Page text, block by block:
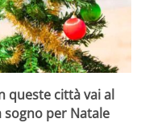
queste città vai al
sogno per Natale